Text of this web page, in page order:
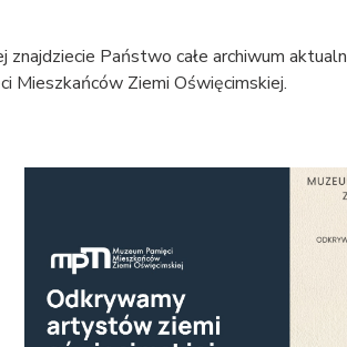
znajdziecie Państwo całe archiwum
Mieszkańców Ziemi Oświęcimskiej.